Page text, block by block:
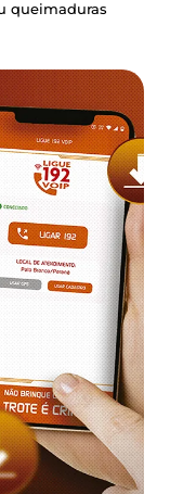
queimaduras